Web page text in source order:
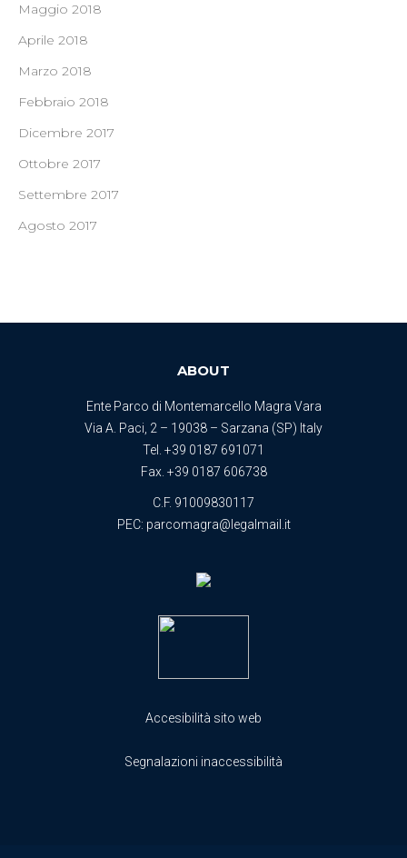
Maggio 2018
Aprile 2018
Marzo 2018
Febbraio 2018
Dicembre 2017
Ottobre 2017
Settembre 2017
Agosto 2017
ABOUT
Ente Parco di Montemarcello Magra Vara
Via A. Paci, 2 – 19038 – Sarzana (SP) Italy
Tel. +39 0187 691071
Fax. +39 0187 606738
C.F. 91009830117
PEC: parcomagra@legalmail.it
Accesibilità sito web
Segnalazioni inaccessibilità